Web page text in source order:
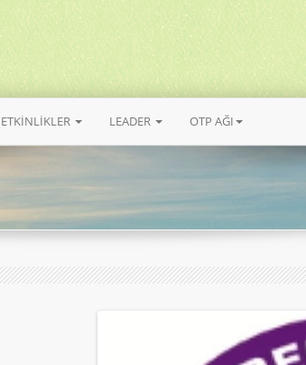
ETKİNLİKLER LEADER OTP AĞI